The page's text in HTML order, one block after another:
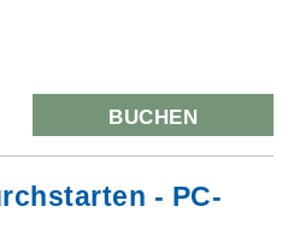
BUCHEN
- PC-